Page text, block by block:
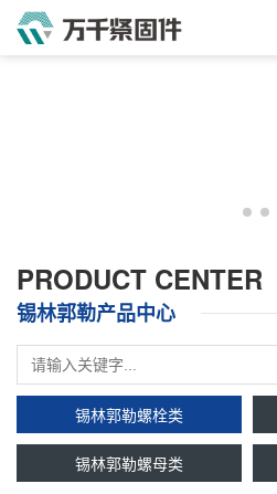
PRODUCT CENTER
锡林郭勒产品中心
锡林郭勒螺栓类
锡林郭勒螺母类